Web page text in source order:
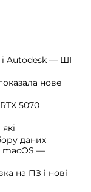
і Autodesk — ШІ
нове
5070
даних
macOS —
на ПЗ і нові